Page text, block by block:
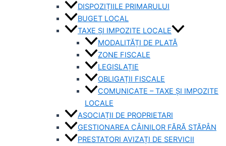
DISPOZIȚIILE PRIMARULUI
BUGET LOCAL
TAXE ȘI IMPOZITE LOCALE
MODALITĂȚI DE PLATĂ
ZONE FISCALE
LEGISLAȚIE
OBLIGAȚII FISCALE
COMUNICATE – TAXE ȘI IMPOZITE
LOCALE
ASOCIAȚII DE PROPRIETARI
GESTIONAREA CÂINILOR FĂRĂ STĂPÂN
PRESTATORI AVIZAȚI DE SERVICII